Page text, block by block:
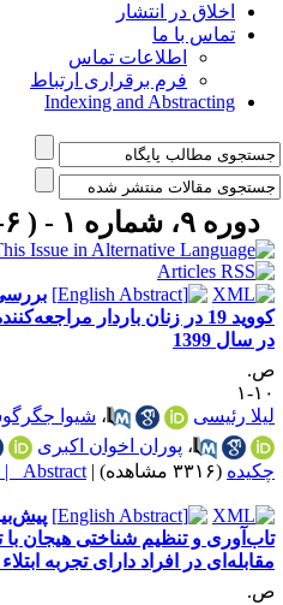
اخلاق در انتشار
تماس با ما
اطلاعات تماس
فرم برقراری ارتباط
Indexing and Abstracting
دوره ۹، شماره ۱ - ( ۶-۱۴۰۲ )
بررسی
کووید 19 در زنان باردار
سال 1399
۱
رئیسی
،شیوا
،پوران اخوان اکبری
(۳۳۱۶ مشاهده) |
Abstract |
و تنظیم شناختی هیجان با
در افراد دارای تجربه ابتلاء